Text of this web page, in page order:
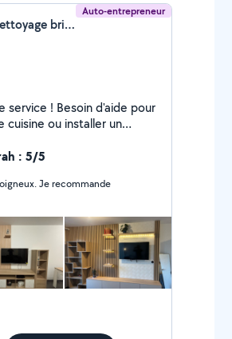
Auto-entrepreneur
Imed Najjaa (Nettoyage bricolage)
service ! Besoin d'aide pour
cuisine ou installer un
Leroy Merlin)
de
bricolage Soigneux,
m'assure que tout soit fait
Contactez-moi pour un
projet !
: 5/5
Je recommande